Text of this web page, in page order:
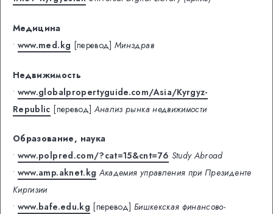
Медицина
• www.med.kg [перевод] Минздрав
Недвижимость
• www.globalpropertyguide.com/Asia/Kyrgyz-
Republic [перевод] Анализ рынка недвижимости
Образование, наука
• www.polpred.com/?cat=15&cnt=76 Study Abroad
• www.amp.aknet.kg Академия управления при Президенте
Киргизии
• www.bafe.edu.kg [перевод] Бишкекская финансово-